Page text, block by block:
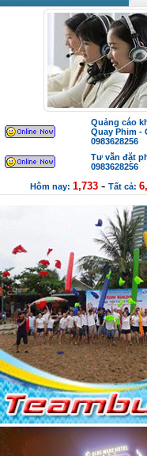
Quảng cáo
Quay Phim -
0983628256
Tư vẫn đặt
0983628256
Hôm nay: 1,733- Tất cả: